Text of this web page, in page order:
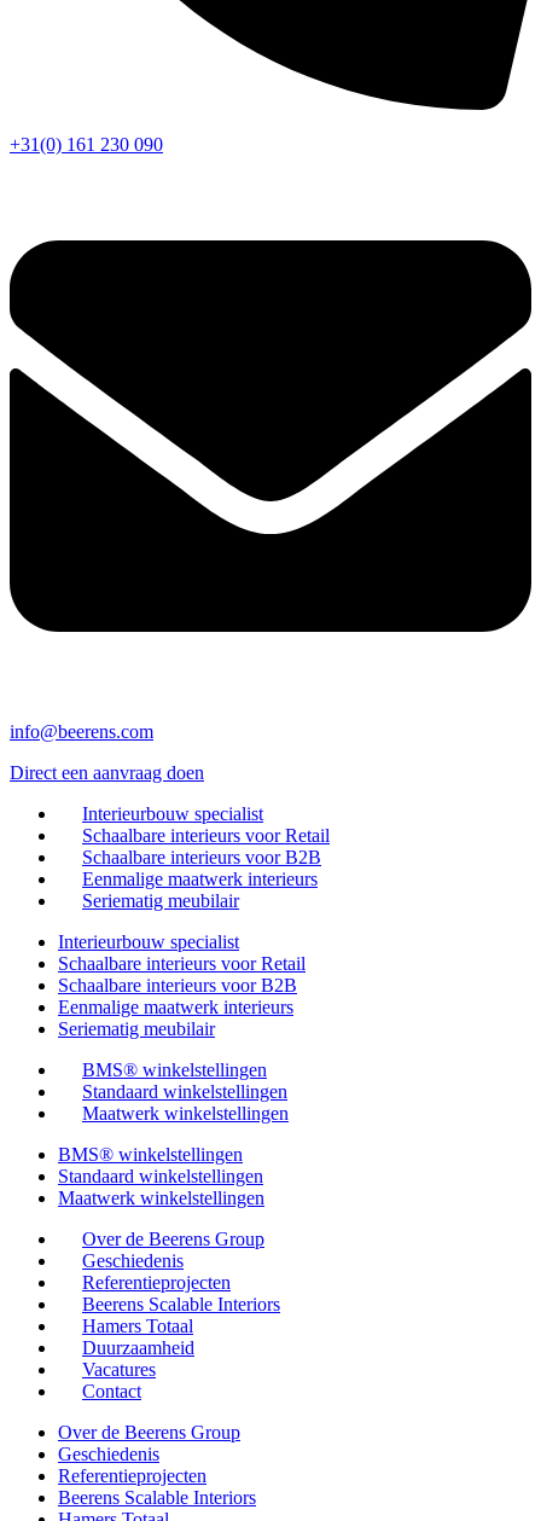
+31(0) 161 230 090
info@beerens.com
Direct een aanvraag doen
Interieurbouw specialist
Schaalbare interieurs voor Retail
Schaalbare interieurs voor B2B
Eenmalige maatwerk interieurs
Seriematig meubilair
Interieurbouw specialist
Schaalbare interieurs voor Retail
Schaalbare interieurs voor B2B
Eenmalige maatwerk interieurs
Seriematig meubilair
BMS® winkelstellingen
Standaard winkelstellingen
Maatwerk winkelstellingen
BMS® winkelstellingen
Standaard winkelstellingen
Maatwerk winkelstellingen
Over de Beerens Group
Geschiedenis
Referentieprojecten
Beerens Scalable Interiors
Hamers Totaal
Duurzaamheid
Vacatures
Contact
Over de Beerens Group
Geschiedenis
Referentieprojecten
Beerens Scalable Interiors